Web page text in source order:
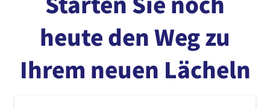
heute den Weg zu
Ihrem neuen Lächeln